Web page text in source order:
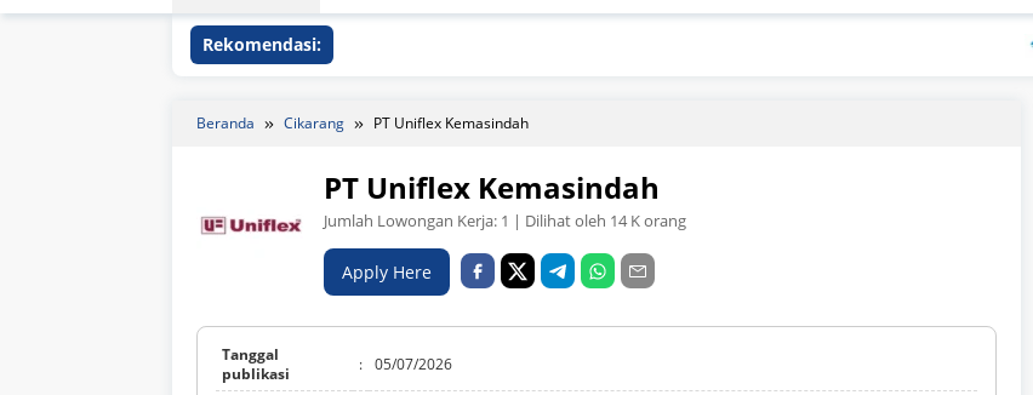
Rekomendasi: PT
Beranda Cikarang PT Uniflex Kemasindah
PT Uniflex Kemasindah
Jumlah Lowongan Kerja: 1 | Dilihat oleh 14 K orang
Apply Here
Tanggal
publikasi
: 05/07/2026